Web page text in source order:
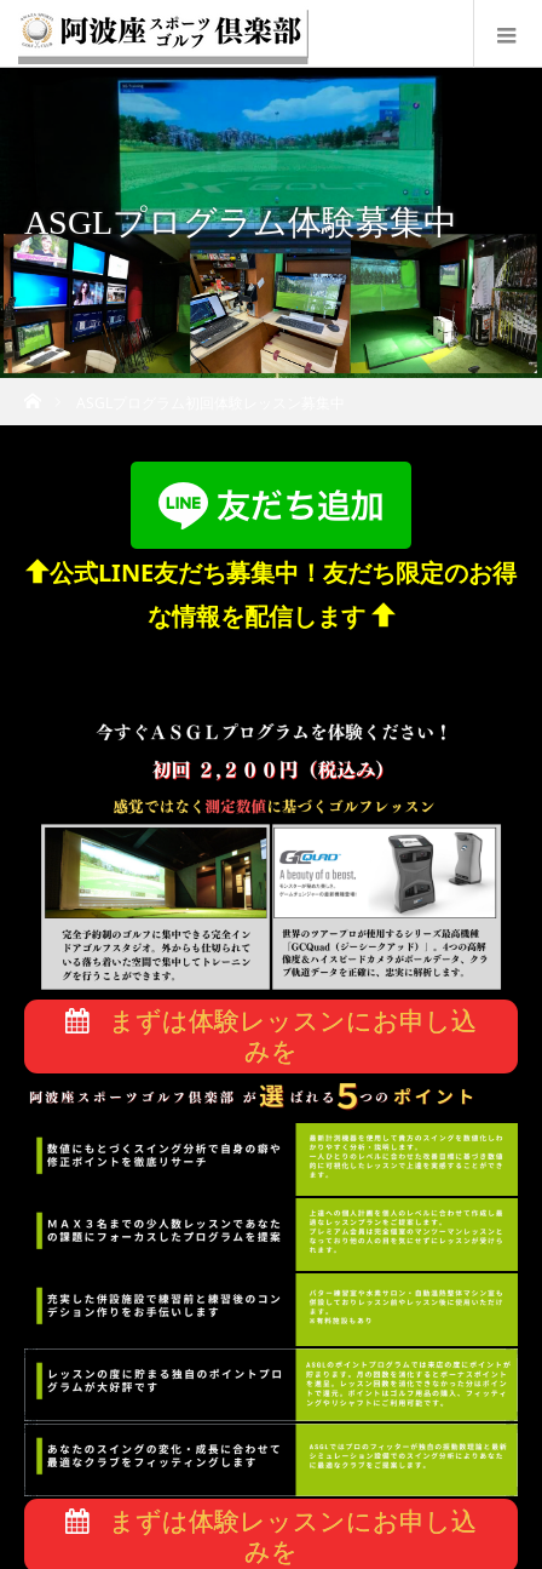
ASGLプログラム体験募集中
公式LINE友だち募集中！友だち限定のお得
な情報を配信します
まずは体験レッスンにお申し込
みを
まずは体験レッスンにお申し込
みを